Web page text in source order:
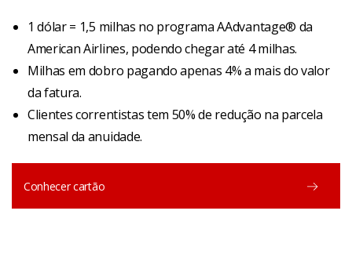
1 dólar = 1,5 milhas no programa AAdvantage® da
American Airlines, podendo chegar até 4 milhas.
Milhas em dobro pagando apenas 4% a mais do valor
da fatura.
Clientes correntistas tem 50% de redução na parcela
mensal da anuidade.
Conhecer cartão